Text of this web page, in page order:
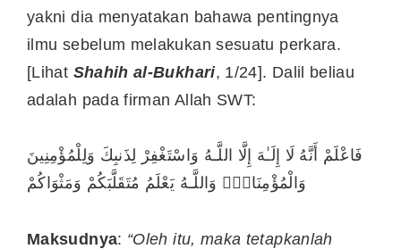
yakni dia menyatakan bahawa pentingnya
ilmu sebelum melakukan sesuatu perkara.
[Lihat Shahih al-Bukhari, 1/24]. Dalil beliau
adalah pada firman Allah SWT:
فَاعْلَمْ أَنَّهُ لَا إِلَـٰهَ إِلَّا اللَّـهُ وَاسْتَغْفِرْ لِذَنبِكَ وَلِلْمُؤْمِنِينَ
وَالْمُؤْمِنَاتِۗ وَاللَّـهُ يَعْلَمُ مُتَقَلَّبَكُمْ وَمَثْوَاكُمْ
Maksudnya: “Oleh itu, maka tetapkanlah